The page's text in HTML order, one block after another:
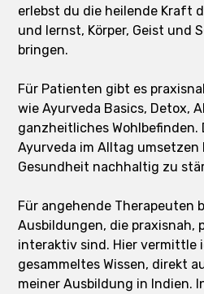
erlebst du die heilende Kraft
und lernst, Körper, Geist und
bringen.
Für Patienten gibt es
wie Ayurveda Basics, Detox,
ganzheitliches
Ayurveda im Alltag umsetzen
Gesundheit nachhaltig zu
Für angehende Therapeuten
Ausbildungen, die praxisnah,
interaktiv sind. Hier vermittle
gesammeltes Wissen, direkt
meiner Ausbildung in Indien.